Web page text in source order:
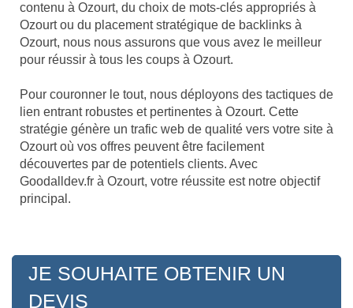
contenu à Ozourt, du choix de mots-clés appropriés à
Ozourt ou du placement stratégique de backlinks à
Ozourt, nous nous assurons que vous avez le meilleur
pour réussir à tous les coups à Ozourt.
Pour couronner le tout, nous déployons des tactiques de
lien entrant robustes et pertinentes à Ozourt. Cette
stratégie génère un trafic web de qualité vers votre site à
Ozourt où vos offres peuvent être facilement
découvertes par de potentiels clients. Avec
Goodalldev.fr à Ozourt, votre réussite est notre objectif
principal.
JE SOUHAITE OBTENIR UN
DEVIS